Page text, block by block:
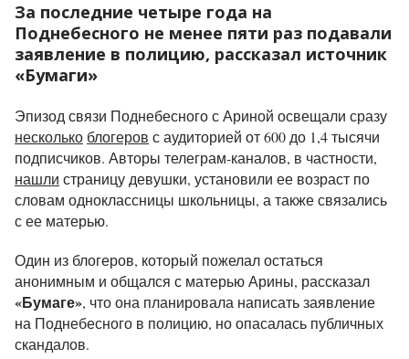
За последние четыре года на
Поднебесного не менее пяти раз подавали
заявление в полицию, рассказал источник
«Бумаги»
Эпизод связи Поднебесного с Ариной освещали сразу
несколько блогеров с аудиторией от 600 до 1,4 тысячи
подписчиков. Авторы телеграм-каналов, в частности,
нашли страницу девушки, установили ее возраст по
словам одноклассницы школьницы, а также связались
с ее матерью.
Один из блогеров, который пожелал остаться
анонимным и общался с матерью Арины, рассказал
«Бумаге», что она планировала написать заявление
на Поднебесного в полицию, но опасалась публичных
скандалов.